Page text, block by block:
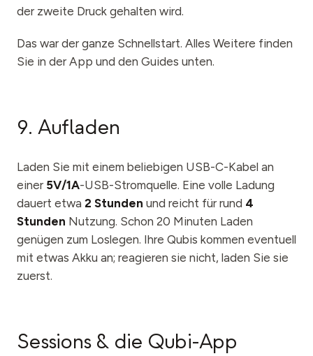
der zweite Druck gehalten wird.
Das war der ganze Schnellstart. Alles Weitere finden
Sie in der App und den Guides unten.
9. Aufladen
Laden Sie mit einem beliebigen USB-C-Kabel an
einer 5V/1A-USB-Stromquelle. Eine volle Ladung
dauert etwa 2 Stunden und reicht für rund 4
Stunden Nutzung. Schon 20 Minuten Laden
genügen zum Loslegen. Ihre Qubis kommen eventuell
mit etwas Akku an; reagieren sie nicht, laden Sie sie
zuerst.
Sessions & die Qubi-App